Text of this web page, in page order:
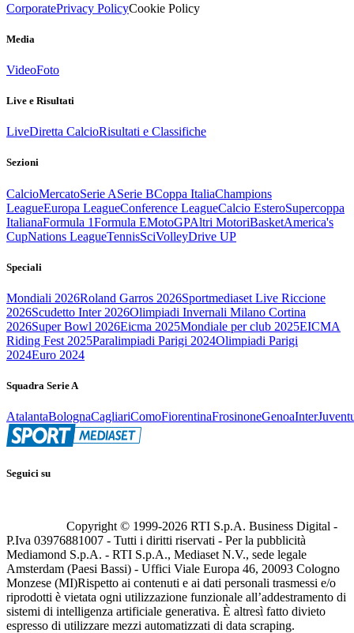
CorporatePrivacy PolicyCookie Policy
Media
VideoFoto
Live e Risultati
LiveDiretta CalcioRisultati e Classifiche
Sezioni
CalcioMercatoSerie ASerie BCoppa ItaliaChampions
LeagueEuropa LeagueConference LeagueCalcio EsteroSupercoppa
ItalianaFormula 1Formula EMotoGPAltri MotoriBasketAmerica's
CupNations LeagueTennisSciVolleyDrive UP
Speciali
Mondiali 2026Roland Garros 2026Sportmediaset Live Riccione
2026Scudetto Inter 2026Olimpiadi Invernali Milano Cortina
2026Super Bowl 2026Eicma 2025Mondiale per club 2025EICMA
Riding Fest 2025Paralimpiadi Parigi 2024Olimpiadi Parigi
2024Euro 2024
Squadra Serie A
AtalantaBolognaCagliariComoFiorentinaFrosinoneGenoaInter
Seguici su
Copyright © 1999-2026 RTI S.p.A. Business Digital -
P.Iva 03976881007 - Tutti i diritti riservati - Per la pubblicità
Mediamond S.p.A. - RTI S.p.A., Mediaset N.V., sede legale
Amsterdam (Paesi Bassi) - Uffici Viale Europa 46, 20093 Cologno
Monzese (MI)Rispetto ai contenuti e ai dati personali trasmessi e/o
riprodotti è vietata ogni utilizzazione funzionale all’addestramento di
sistemi di intelligenza artificiale generativa. È altresì fatto divieto
espresso di utilizzare mezzi automatizzati di data scraping.